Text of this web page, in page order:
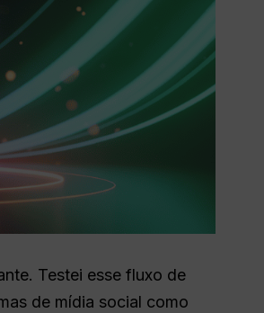
Testei esse fluxo de
de mídia social como